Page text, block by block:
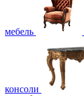
мебель
консоли